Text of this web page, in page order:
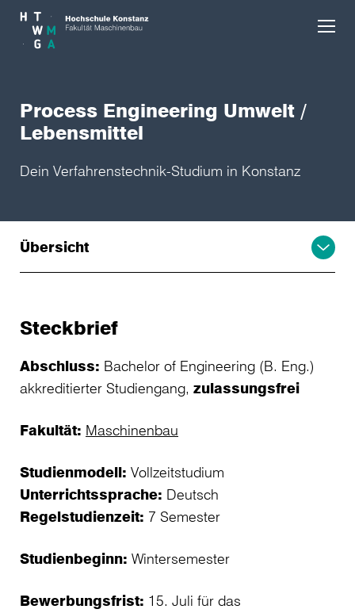
Skip to main content
Process Engineering Umwelt /
Lebensmittel
Dein Verfahrenstechnik-Studium in Konstanz
Übersicht
Steckbrief
Abschluss: Bachelor of Engineering (B. Eng.)
akkreditierter Studiengang, zulassungsfrei
Fakultät: Maschinenbau
Studienmodell: Vollzeitstudium
Unterrichtssprache: Deutsch
Regelstudienzeit: 7 Semester
Studienbeginn: Wintersemester
Bewerbungsfrist: 15. Juli für das